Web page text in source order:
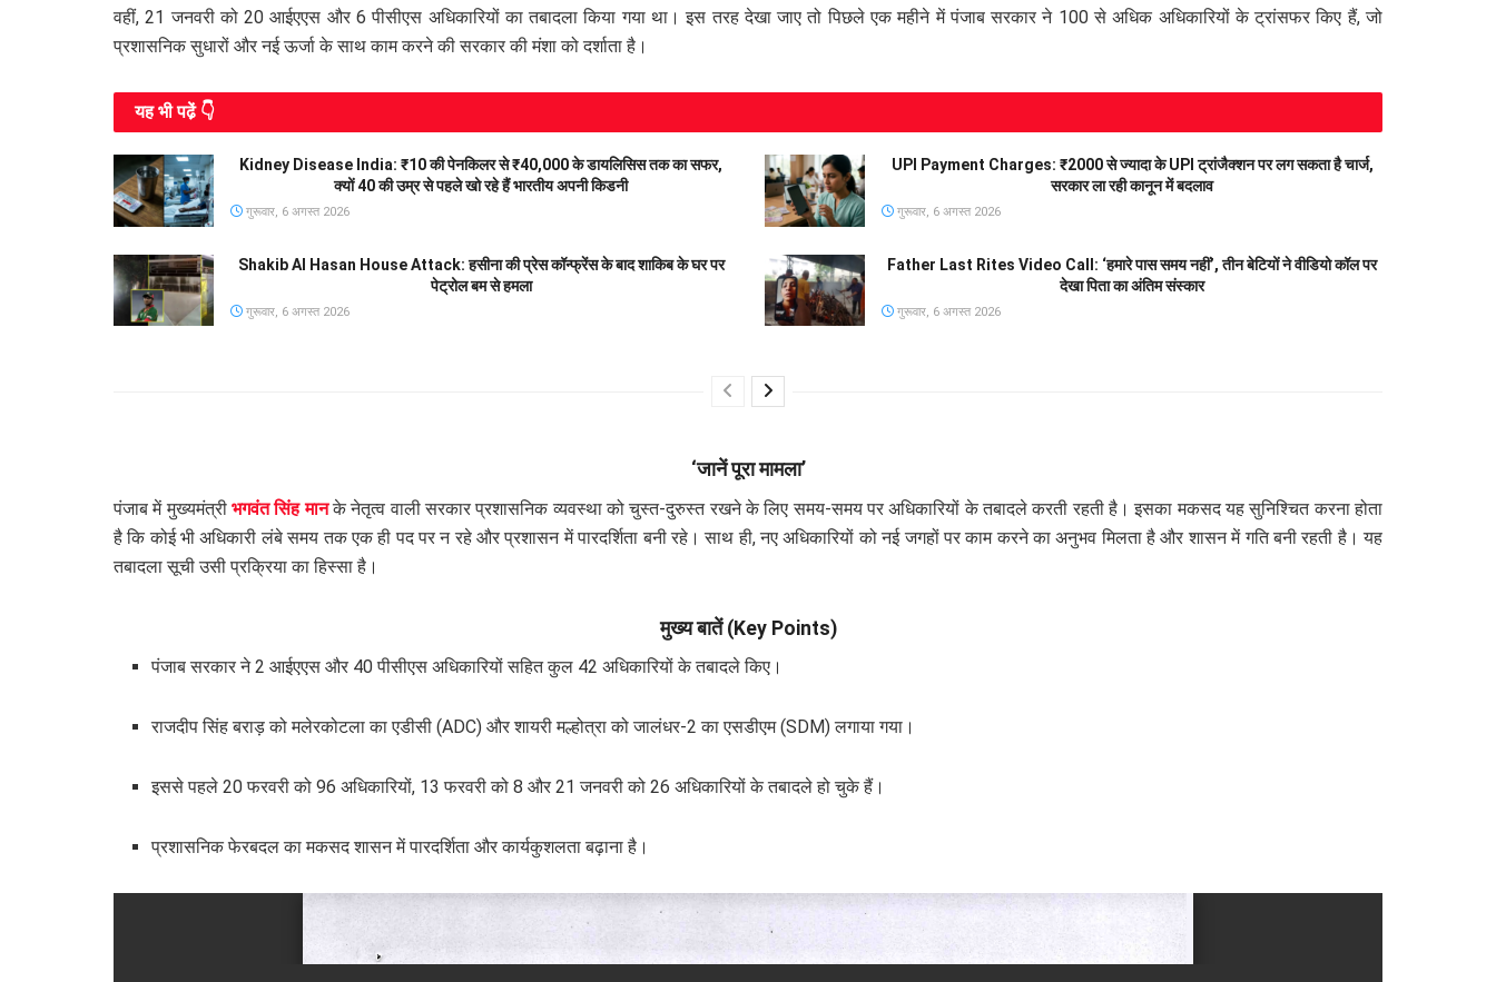
वहीं, 21 जनवरी को 20 आईएएस और 6 पीसीएस अधिकारियों का तबादला किया गया था। इस तरह देखा जाए तो पिछले एक महीने में पंजाब सरकार ने 100 से अधिक अधिकारियों के ट्रांसफर किए हैं, जो
प्रशासनिक सुधारों और नई ऊर्जा के साथ काम करने की सरकार की मंशा को दर्शाता है।
यह भी पढे़ं 👇
Kidney Disease India: ₹10 की पेनकिलर से ₹40,000 के डायलिसिस तक का सफर,
क्यों 40 की उम्र से पहले खो रहे हैं भारतीय अपनी किडनी
गुरूवार, 6 अगस्त 2026
UPI Payment Charges: ₹2000 से ज्यादा के UPI ट्रांजैक्शन पर लग सकता है चार्ज,
सरकार ला रही कानून में बदलाव
गुरूवार, 6 अगस्त 2026
Shakib Al Hasan House Attack: हसीना की प्रेस कॉन्फ्रेंस के बाद शाकिब के घर पर
पेट्रोल बम से हमला
गुरूवार, 6 अगस्त 2026
Father Last Rites Video Call: ‘हमारे पास समय नहीं’, तीन बेटियों ने वीडियो कॉल पर
देखा पिता का अंतिम संस्कार
गुरूवार, 6 अगस्त 2026
‘जानें पूरा मामला’
पंजाब में मुख्यमंत्री भगवंत सिंह मानके नेतृत्व वाली सरकार प्रशासनिक व्यवस्था को चुस्त-दुरुस्त रखने के लिए समय-समय पर अधिकारियों के तबादले करती रहती है। इसका मकसद यह सुनिश्चित करना होता
है कि कोई भी अधिकारी लंबे समय तक एक ही पद पर न रहे और प्रशासन में पारदर्शिता बनी रहे। साथ ही, नए अधिकारियों को नई जगहों पर काम करने का अनुभव मिलता है और शासन में गति बनी रहती है। यह
तबादला सूची उसी प्रक्रिया का हिस्सा है।
मुख्य बातें (Key Points)
पंजाब सरकार ने 2 आईएएस और 40 पीसीएस अधिकारियों सहित कुल 42 अधिकारियों के तबादले किए।
राजदीप सिंह बराड़ को मलेरकोटला का एडीसी (ADC) और शायरी मल्होत्रा को जालंधर-2 का एसडीएम (SDM) लगाया गया।
इससे पहले 20 फरवरी को 96 अधिकारियों, 13 फरवरी को 8 और 21 जनवरी को 26 अधिकारियों के तबादले हो चुके हैं।
प्रशासनिक फेरबदल का मकसद शासन में पारदर्शिता और कार्यकुशलता बढ़ाना है।